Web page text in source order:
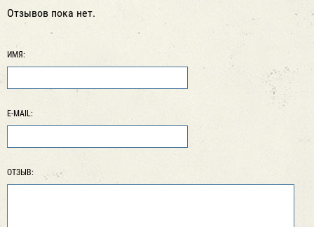
Отзывов пока нет.
ИМЯ:
E-MAIL:
ОТЗЫВ: